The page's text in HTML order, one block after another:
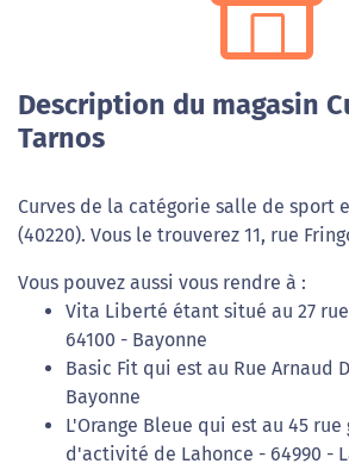
Description du magasin
Tarnos
Curves de la catégorie salle de sport
(40220). Vous le trouverez 11, rue
Vous pouvez aussi vous rendre à :
Vita Liberté étant situé au 27
64100 - Bayonne
Basic Fit qui est au Rue Arnaud
Bayonne
L'Orange Bleue qui est au 45
d'activité de Lahonce - 64990 -